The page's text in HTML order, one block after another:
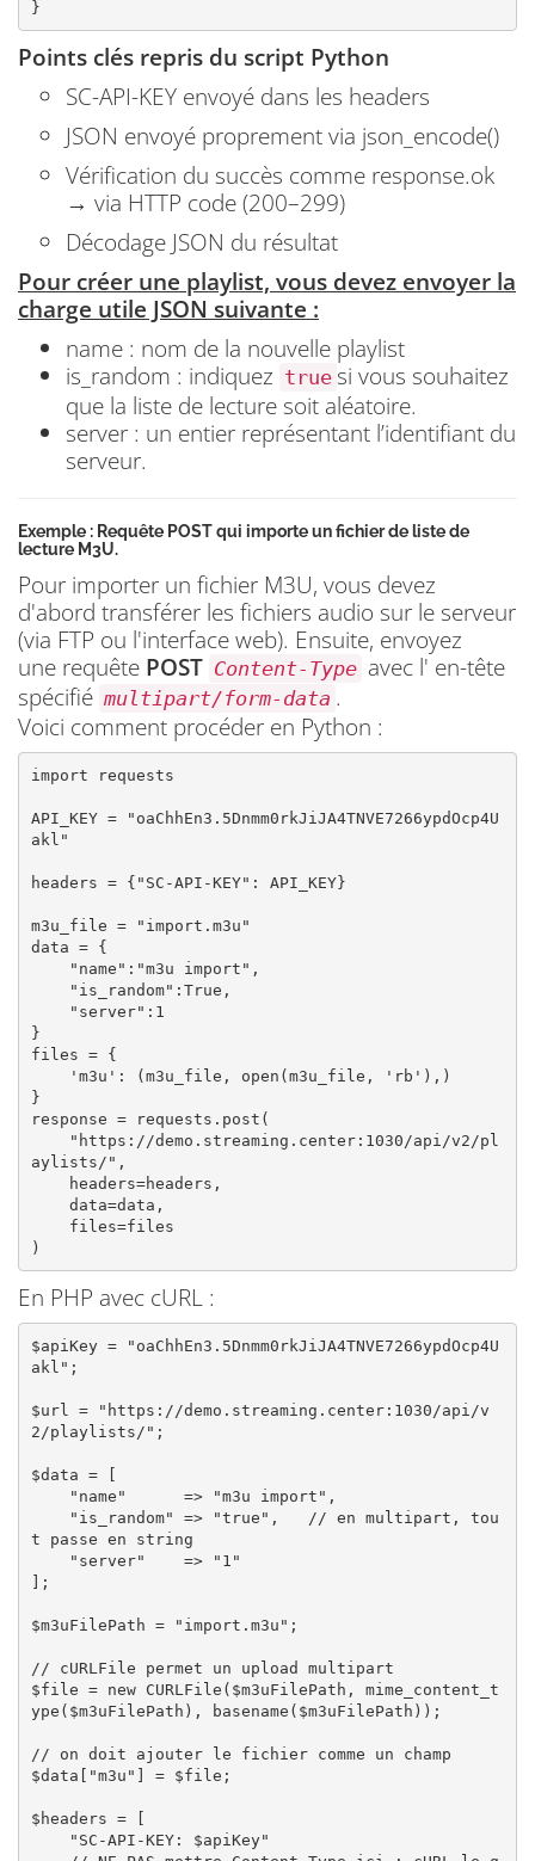
Points clés repris du script Python
SC-API-KEY envoyé dans les headers
JSON envoyé proprement via json_encode()
Vérification du succès comme response.ok
→ via HTTP code (200–299)
Décodage JSON du résultat
Pour créer une playlist, vous devez envoyer la
charge utile JSON suivante :
name : nom de la nouvelle playlist
is_random : indiquez true si vous souhaitez
que la liste de lecture soit aléatoire.
server : un entier représentant l’identifiant du
serveur.
Exemple : Requête POST qui importe un fichier de liste de
lecture M3U.
Pour importer un fichier M3U, vous devez
d'abord transférer les fichiers audio sur le serveur
(via FTP ou l'interface web). Ensuite, envoyez
une requête POST Content-Type avec l' en-tête
spécifié multipart/form-data .
Voici comment procéder en Python :
import requests
API_KEY = "oaChhEn3.5Dnmm0rkJiJA4TNVE7266ypdOcp4U
akl"
headers = {"SC-API-KEY": API_KEY}
m3u_file = "import.m3u"
data = {
}
files = {
}
response = requests.post(
aylists/",
)
En PHP avec cURL :
$apiKey = "oaChhEn3.5Dnmm0rkJiJA4TNVE7266ypdOcp4U
akl";
$url = "https://demo.streaming.center:1030/api/v
2/playlists/";
$data = [
t passe en string
];
$m3uFilePath = "import.m3u";
// cURLFile permet un upload multipart
$file = new CURLFile($m3uFilePath, mime_content_t
ype($m3uFilePath), basename($m3uFilePath));
// on doit ajouter le fichier comme un champ
$data["m3u"] = $file;
$headers = [